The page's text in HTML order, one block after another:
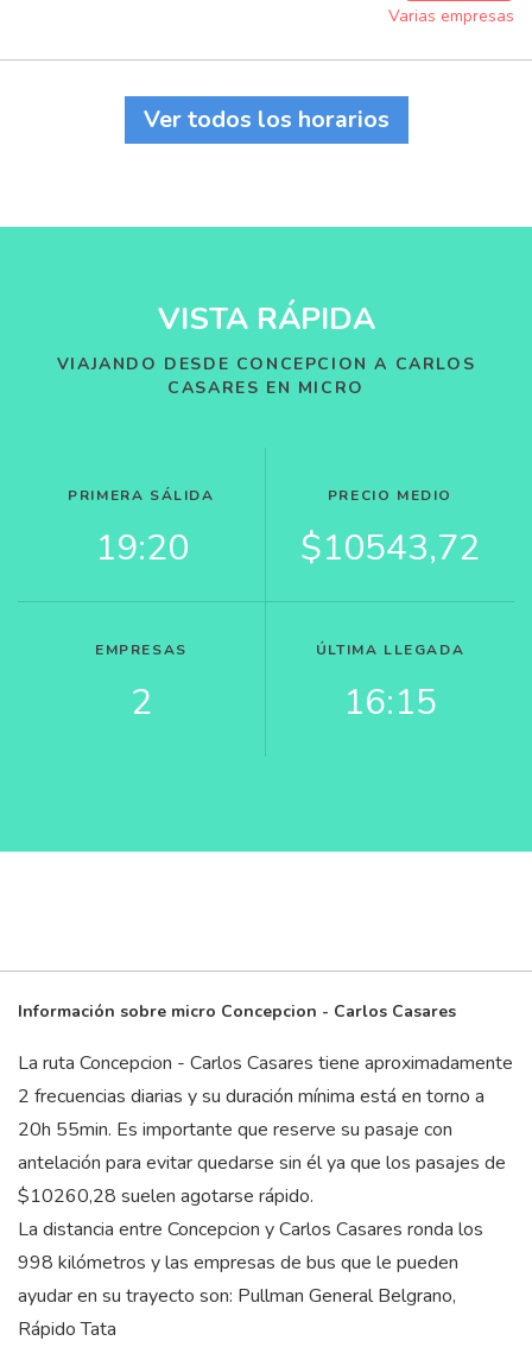
Varias empresas
Ver todos los horarios
VISTA RÁPIDA
VIAJANDO DESDE CONCEPCION A CARLOS
CASARES EN MICRO
PRIMERA SÁLIDA
19:20
PRECIO MEDIO
$10543,72
EMPRESAS
2
ÚLTIMA LLEGADA
16:15
Información sobre micro Concepcion - Carlos Casares
La ruta Concepcion - Carlos Casares tiene aproximadamente
2 frecuencias diarias y su duración mínima está en torno a
20h 55min. Es importante que reserve su pasaje con
antelación para evitar quedarse sin él ya que los pasajes de
$10260,28 suelen agotarse rápido.
La distancia entre Concepcion y Carlos Casares ronda los
998 kilómetros y las empresas de bus que le pueden
ayudar en su trayecto son: Pullman General Belgrano,
Rápido Tata